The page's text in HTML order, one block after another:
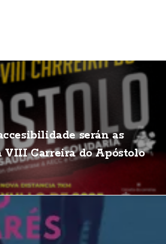
serán as
VIII Carreira do Apóstolo